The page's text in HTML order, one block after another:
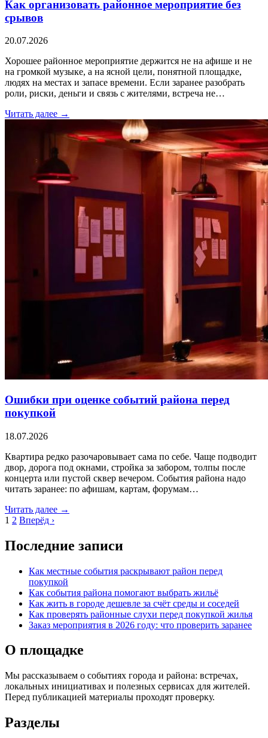
Как организовать районное мероприятие без
срывов
20.07.2026
Хорошее районное мероприятие держится не на афише и не
на громкой музыке, а на ясной цели, понятной площадке,
людях на местах и запасе времени. Если заранее разобрать
роли, риски, деньги и связь с жителями, встреча не…
Читать далее →
Ошибки при оценке событий района перед
покупкой
18.07.2026
Квартира редко разочаровывает сама по себе. Чаще подводит
двор, дорога под окнами, стройка за забором, толпы после
концерта или пустой сквер вечером. События района надо
читать заранее: по афишам, картам, форумам…
Читать далее →
1 2 Вперёд ›
Последние записи
Как местные события раскрывают район перед
покупкой
Как события района помогают выбрать жильё
Как жить в городе дешевле за счёт среды и соседей
Как проверять районные слухи перед покупкой жилья
Заказ мероприятия в 2026 году: что проверить заранее
О площадке
Мы рассказываем о событиях города и района: встречах,
локальных инициативах и полезных сервисах для жителей.
Перед публикацией материалы проходят проверку.
Разделы